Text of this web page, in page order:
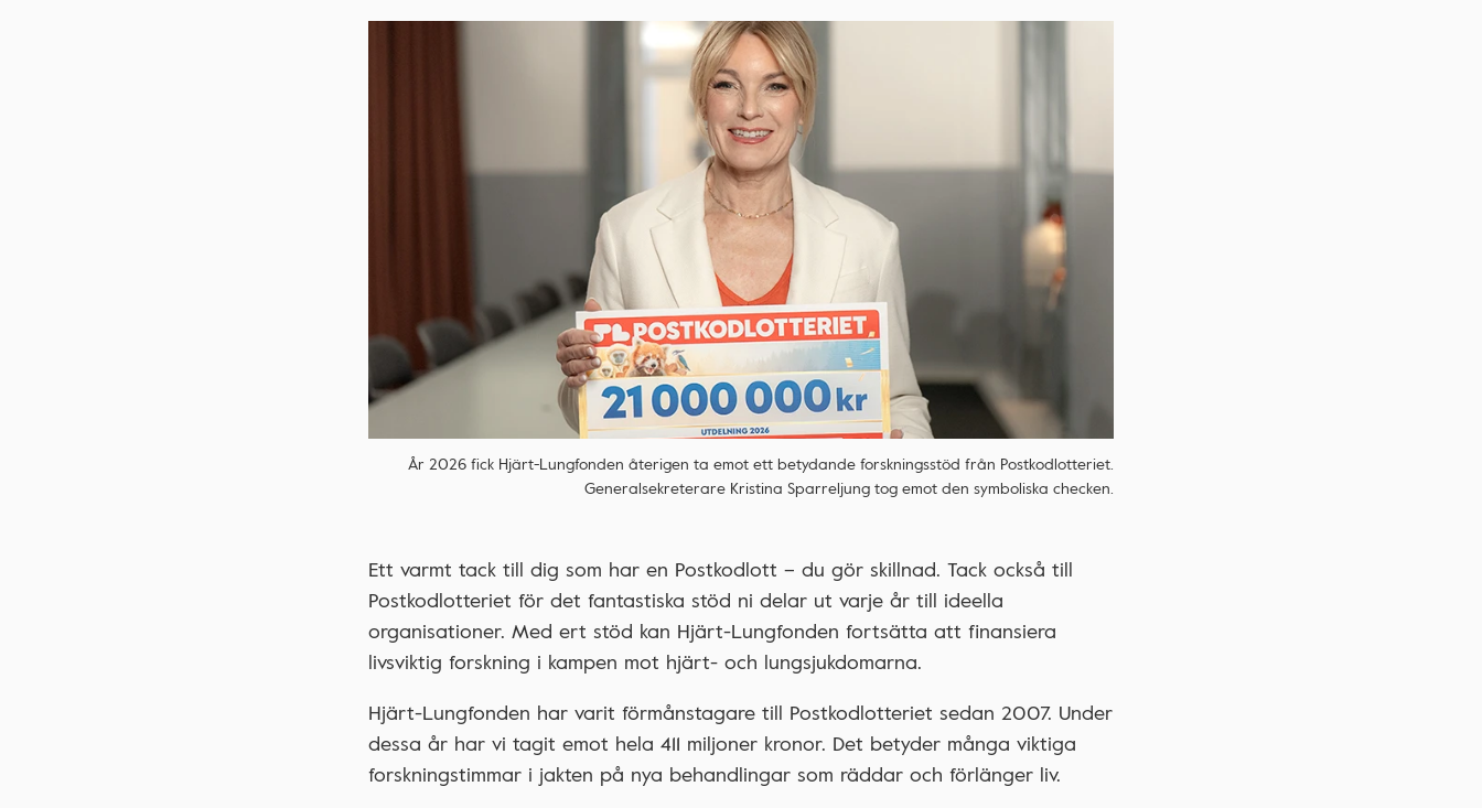
År 2026 fick Hjärt-Lungfonden återigen ta emot ett betydande forskningsstöd från Postkodlotteriet.
Generalsekreterare Kristina Sparreljung tog emot den symboliska checken.
Ett varmt tack till dig som har en Postkodlott – du gör skillnad. Tack också till
Postkodlotteriet för det fantastiska stöd ni delar ut varje år till ideella
organisationer. Med ert stöd kan Hjärt-Lungfonden fortsätta att finansiera
livsviktig forskning i kampen mot hjärt- och lungsjukdomarna.
Hjärt-Lungfonden har varit förmånstagare till Postkodlotteriet sedan 2007. Under
dessa år har vi tagit emot hela 411 miljoner kronor. Det betyder många viktiga
forskningstimmar i jakten på nya behandlingar som räddar och förlänger liv.